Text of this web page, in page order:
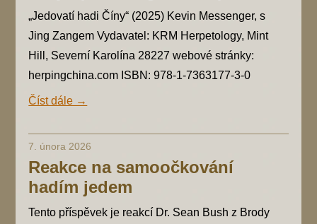
„Jedovatí hadi Číny“ (2025) Kevin Messenger, s
Jing Zangem Vydavatel: KRM Herpetology, Mint
Hill, Severní Karolína 28227 webové stránky:
herpingchina.com ISBN: 978-1-7363177-3-0
Číst dále →
7. února 2026
Reakce na samoočkování
hadím jedem
Tento příspěvek je reakcí Dr. Sean Bush z Brody